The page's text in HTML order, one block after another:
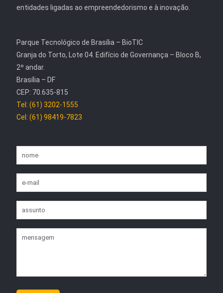
entidades ligadas ao empreendedorismo e à inovação.
Parque Tecnológico de Brasília – BioTIC
Granja do Torto, Lote 04. Edifício de Governança – Bloco B,
2º andar.
Brasília – DF
CEP: 70.635-815
Tel: (61) 3202-1555
Cel: (61) 98419-7823